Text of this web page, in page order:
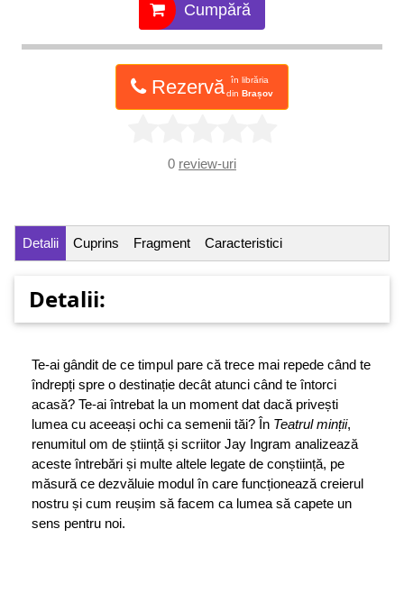
Cumpără
Rezervă
în librăria
din Brașov
0 review-uri
Detalii Cuprins Fragment Caracteristici
Detalii:
Te-ai gândit de ce timpul pare că trece mai repede când te
îndrepți spre o destinație decât atunci când te întorci
acasă? Te-ai întrebat la un moment dat dacă privești
lumea cu aceeași ochi ca semenii tăi? În Teatrul minții,
renumitul om de știință și scriitor Jay Ingram analizează
aceste întrebări și multe altele legate de conștiință, pe
măsură ce dezvăluie modul în care funcționează creierul
nostru și cum reușim să facem ca lumea să capete un
sens pentru noi.